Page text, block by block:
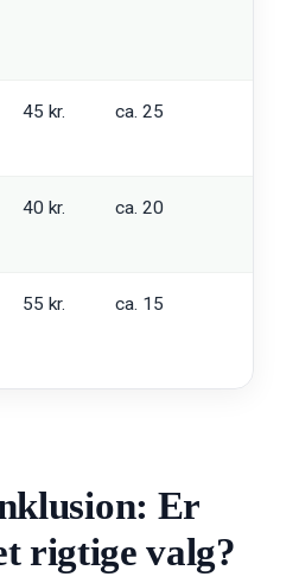
45 kr. ca. 25
40 kr. ca. 20
55 kr. ca. 15
Er
rigtige valg?